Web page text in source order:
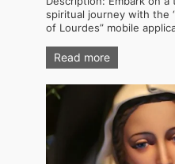
spiritual journey with the
of Lourdes” mobile
Read more